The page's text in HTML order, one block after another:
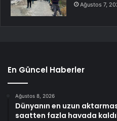
Ağustos 7,
En Güncel Haberler
Ağustos 8, 2026
Dünyanın en uzun
saatten fazla havada